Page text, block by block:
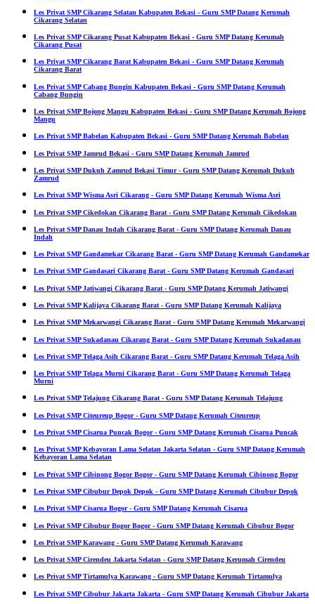
Les Privat SMP Cikarang Selatan Kabupaten Bekasi - Guru SMP Datang Kerumah
Cikarang Selatan
Les Privat SMP Cikarang Pusat Kabupaten Bekasi - Guru SMP Datang Kerumah
Cikarang Pusat
Les Privat SMP Cikarang Barat Kabupaten Bekasi - Guru SMP Datang Kerumah
Cikarang Barat
Les Privat SMP Cabang Bungin Kabupaten Bekasi - Guru SMP Datang Kerumah
Cabang Bungin
Les Privat SMP Bojong Mangu Kabupaten Bekasi - Guru SMP Datang Kerumah Bojong
Mangu
Les Privat SMP Babelan Kabupaten Bekasi - Guru SMP Datang Kerumah Babelan
Les Privat SMP Jamrud Bekasi - Guru SMP Datang Kerumah Jamrud
Les Privat SMP Dukuh Zamrud Bekasi Timur - Guru SMP Datang Kerumah Dukuh
Zamrud
Les Privat SMP Wisma Asri Cikarang - Guru SMP Datang Kerumah Wisma Asri
Les Privat SMP Cikedokan Cikarang Barat - Guru SMP Datang Kerumah Cikedokan
Les Privat SMP Danau Indah Cikarang Barat - Guru SMP Datang Kerumah Danau
Indah
Les Privat SMP Gandamekar Cikarang Barat - Guru SMP Datang Kerumah Gandamekar
Les Privat SMP Gandasari Cikarang Barat - Guru SMP Datang Kerumah Gandasari
Les Privat SMP Jatiwangi Cikarang Barat - Guru SMP Datang Kerumah Jatiwangi
Les Privat SMP Kalijaya Cikarang Barat - Guru SMP Datang Kerumah Kalijaya
Les Privat SMP Mekarwangi Cikarang Barat - Guru SMP Datang Kerumah Mekarwangi
Les Privat SMP Sukadanau Cikarang Barat - Guru SMP Datang Kerumah Sukadanau
Les Privat SMP Telaga Asih Cikarang Barat - Guru SMP Datang Kerumah Telaga Asih
Les Privat SMP Telaga Murni Cikarang Barat - Guru SMP Datang Kerumah Telaga
Murni
Les Privat SMP Telajung Cikarang Barat - Guru SMP Datang Kerumah Telajung
Les Privat SMP Citeureup Bogor - Guru SMP Datang Kerumah Citeureup
Les Privat SMP Cisarua Puncak Bogor - Guru SMP Datang Kerumah Cisarua Puncak
Les Privat SMP Kebayoran Lama Selatan Jakarta Selatan - Guru SMP Datang Kerumah
Kebayoran Lama Selatan
Les Privat SMP Cibinong Bogor Bogor - Guru SMP Datang Kerumah Cibinong Bogor
Les Privat SMP Cibubur Depok Depok - Guru SMP Datang Kerumah Cibubur Depok
Les Privat SMP Cisarua Bogor - Guru SMP Datang Kerumah Cisarua
Les Privat SMP Cibubur Bogor Bogor - Guru SMP Datang Kerumah Cibubur Bogor
Les Privat SMP Karawang - Guru SMP Datang Kerumah Karawang
Les Privat SMP Cirendeu Jakarta Selatan - Guru SMP Datang Kerumah Cirendeu
Les Privat SMP Tirtamulya Karawang - Guru SMP Datang Kerumah Tirtamulya
Les Privat SMP Cibubur Jakarta Jakarta - Guru SMP Datang Kerumah Cibubur Jakarta